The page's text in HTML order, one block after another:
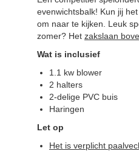
evenwichtsbalk! Kun jij
om naar te kijken. Leuk
zomer? Het zakslaan
Wat is inclusief
1.1 kw blower
2 halters
2-delige PVC buis
Haringen
Let op
Het is verplicht